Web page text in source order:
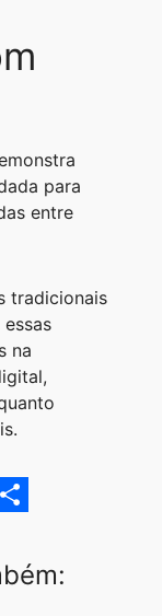
para
entre
tradicionais
na
a